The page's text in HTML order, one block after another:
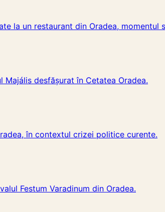
la un restaurant din Oradea, momentul
desfășurat în Cetatea Oradea.
în contextul crizei politice curente.
Festum Varadinum din Oradea.